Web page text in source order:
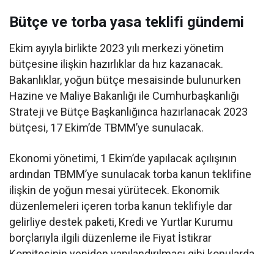
Bütçe ve torba yasa teklifi gündemi
Ekim ayıyla birlikte 2023 yılı merkezi yönetim
bütçesine ilişkin hazırlıklar da hız kazanacak.
Bakanlıklar, yoğun bütçe mesaisinde bulunurken
Hazine ve Maliye Bakanlığı ile Cumhurbaşkanlığı
Strateji ve Bütçe Başkanlığınca hazırlanacak 2023
bütçesi, 17 Ekim’de TBMM’ye sunulacak.
Ekonomi yönetimi, 1 Ekim’de yapılacak açılışının
ardından TBMM’ye sunulacak torba kanun teklifine
ilişkin de yoğun mesai yürütecek. Ekonomik
düzenlemeleri içeren torba kanun teklifiyle dar
gelirliye destek paketi, Kredi ve Yurtlar Kurumu
borçlarıyla ilgili düzenleme ile Fiyat İstikrar